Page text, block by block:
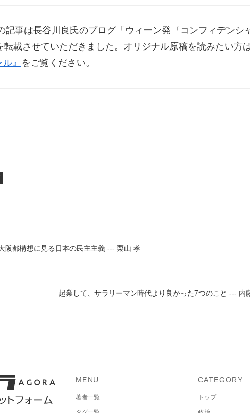
記事は長谷川良氏のブログ「ウィーン発『コンフィデンシ
転載させていただきました。オリジナル原稿を読みたい方
』
をご覧ください。
阪都構想に見る日本の民主主義 --- 栗山 孝
起業して、サラリーマン時代より良かった7つのこと --- 内
MENU
著者一覧
CATEGORY
トップ